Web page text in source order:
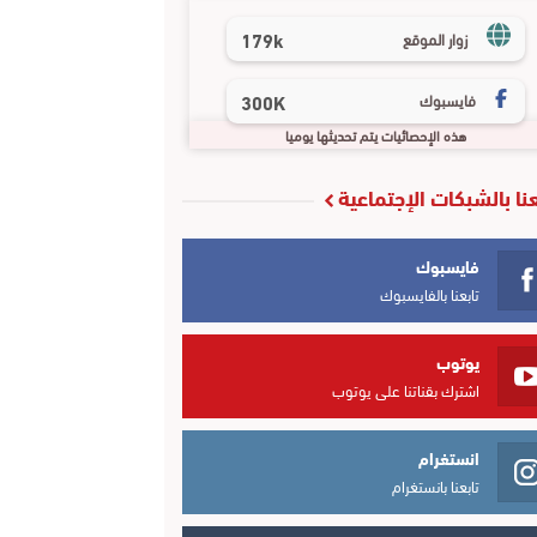
زوار الموقع 179k
فايسبوك 300K
هذه الإحصائيات يتم تحديثها يوميا
بالشبكات الإجتماعية
فايسبوك
تابعنا بالفايسبوك
يوتوب
اشترك بقناتنا على يوتوب
انستغرام
تابعنا بانستغرام